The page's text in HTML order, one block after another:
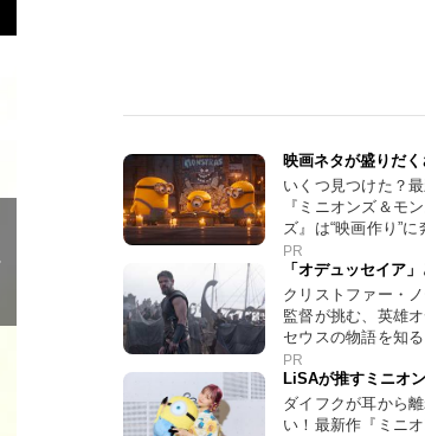
映画ネタが盛りだく
いくつ見つけた？
『ミニオンズ＆モ
ズ』は“映画作り”に
PR
「オデュッセイア
クリストファー・
監督が挑む、英雄
セウスの物語を知る
PR
LiSAが推すミニオ
ダイフクが耳から
い！最新作『ミニ